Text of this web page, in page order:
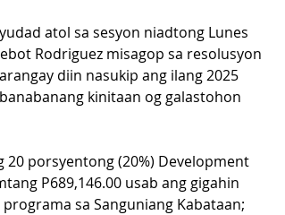
atol sa sesyon niadtong Lunes
Rodriguez misagop sa resolusyon
diin nasukip ang ilang 2025
kinitaan og galastohon
20 porsyentong (20%) Development
P689,146.00 usab ang gigahin
sa Sanguniang Kabataan;